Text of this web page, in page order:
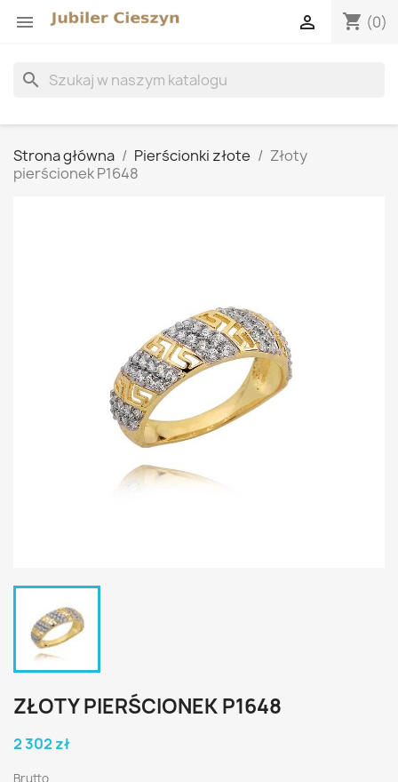
 shopping_cart (0)

search
Strona główna Pierścionki złote
Złoty
pierścionek P1648
ZŁOTY PIERŚCIONEK P1648
2 302 zł
Brutto